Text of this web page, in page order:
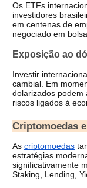
Os ETFs
investidores
em centenas de
negociado em
Exposição ao
Investir
cambial. Em
dolarizados podem
riscos ligados à
Criptomoedas
As criptomoedas
estratégias
significativamente
Staking, Lending,